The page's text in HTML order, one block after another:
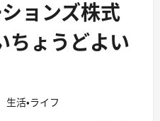
ョンズ株式
ちょうどよい
生活・ライフ